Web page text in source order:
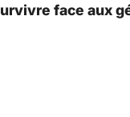
face aux